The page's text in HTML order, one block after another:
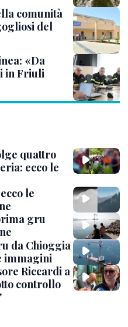
comunità
del
«Da
in Friuli
quattro
ecco le
le
gru
da Chioggia
immagini
Riccardi a
controllo